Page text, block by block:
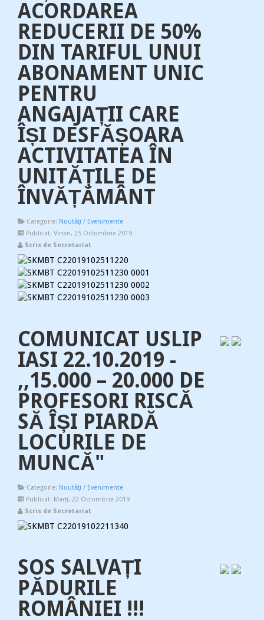
ACORDAREA
REDUCERII DE 50%
DIN TARIFUL UNUI
ABONAMENT UNIC
PENTRU
ANGAJAȚII CARE
ÎȘI DESFĂȘOARA
ACTIVITATEA ÎN
UNITĂȚILE DE
ÎNVĂȚĂMÂNT
Categorie: Noutăţi / Evenimente
Publicat: Vineri, 25 Octombrie 2019
Scris de Secretariat
COMUNICAT USLIP
IASI 22.10.2019 -
,,15.000 – 20.000 DE
PROFESORI RISCĂ
SĂ ÎȘI PIARDĂ
LOCURILE DE
MUNCĂ"
Categorie: Noutăţi / Evenimente
Publicat: Marți, 22 Octombrie 2019
Scris de Secretariat
SOS SALVAȚI
PĂDURILE
ROMÂNIEI !!!